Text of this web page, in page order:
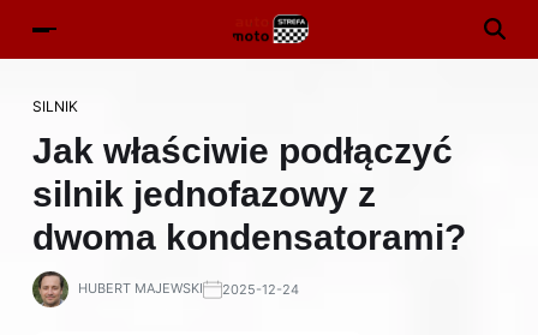
SILNIK
Jak właściwie podłączyć
silnik jednofazowy z
dwoma kondensatorami?
HUBERT MAJEWSKI 2025-12-24